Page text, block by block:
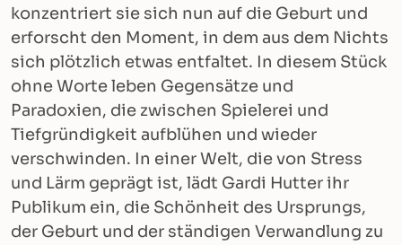
konzentriert sie sich nun auf die Geburt und
erforscht den Moment, in dem aus dem Nichts
sich plötzlich etwas entfaltet. In diesem Stück
ohne Worte leben Gegensätze und
Paradoxien, die zwischen Spielerei und
Tiefgründigkeit aufblühen und wieder
verschwinden. In einer Welt, die von Stress
und Lärm geprägt ist, lädt Gardi Hutter ihr
Publikum ein, die Schönheit des Ursprungs,
der Geburt und der ständigen Verwandlung zu